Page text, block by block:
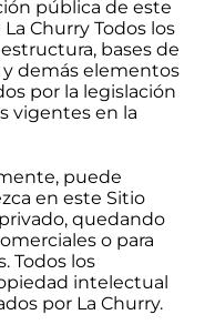
pública de este
Churry Todos los
bases de
demás elementos
por la legislación
vigentes en la
puede
en este Sitio
quedando
o para
Todos los
intelectual
por La Churry.